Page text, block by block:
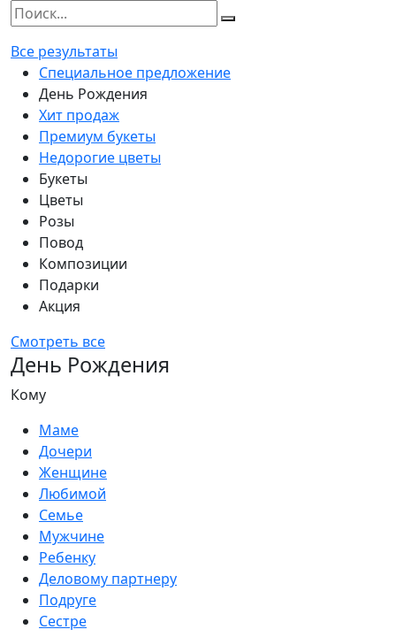
Все результаты
Специальное предложение
День Рождения
Хит продаж
Премиум букеты
Недорогие цветы
Букеты
Цветы
Розы
Повод
Композиции
Подарки
Акция
Смотреть все
День Рождения
Кому
Маме
Дочери
Женщине
Любимой
Семье
Мужчине
Ребенку
Деловому партнеру
Подруге
Сестре